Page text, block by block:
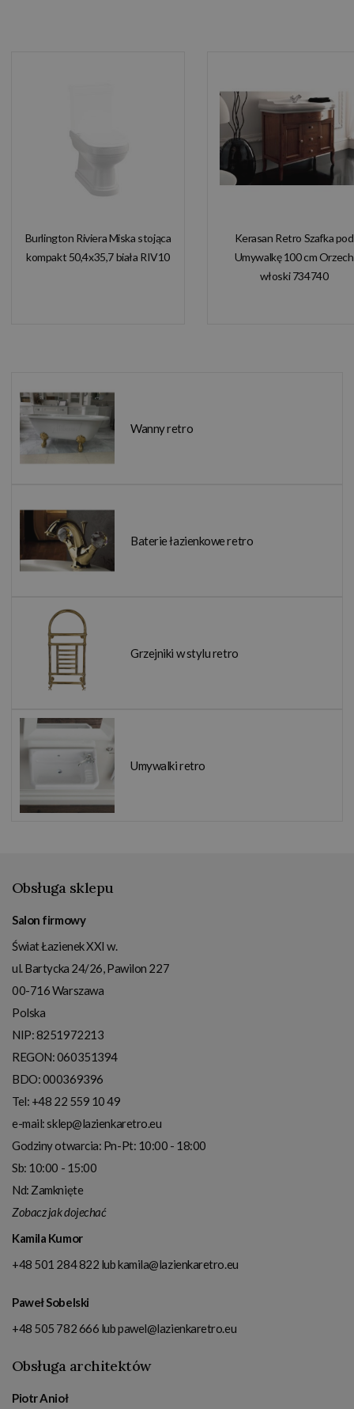
Burlington Riviera Miska stojąca
kompakt 50,4x35,7 biała RIV10
Kerasan Retro Szafka pod
Umywalkę 100 cm Orzech
włoski 734740
Wanny retro
Baterie łazienkowe retro
Grzejniki w stylu retro
Umywalki retro
Obsługa sklepu
Salon firmowy
Świat Łazienek XXI w.
ul. Bartycka 24/26, Pawilon 227
00-716Warszawa
Polska
NIP:8251972213
REGON: 060351394
BDO: 000369396
Tel: +48 22 559 10 49
e-mail:sklep@lazienkaretro.eu
Godziny otwarcia: Pn-Pt: 10:00 - 18:00
Sb: 10:00 - 15:00
Nd: Zamknięte
Zobacz jak dojechać
Kamila Kumor
+48 501 284 822 lubkamila@lazienkaretro.eu
Paweł Sobelski
+48 505 782 666 lubpawel@lazienkaretro.eu
Obsługa architektów
Piotr Anioł